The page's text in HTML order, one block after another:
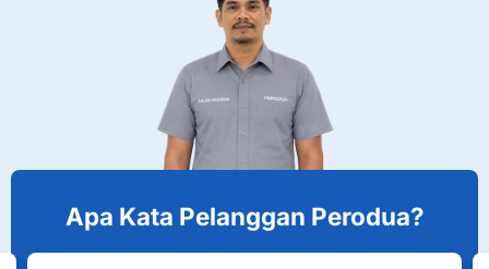
Apa Kata Pelanggan Perodua?